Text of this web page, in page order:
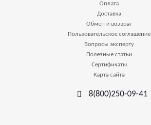
Оплата
Доставка
Обмен и возврат
Пользовательское соглашение
Вопросы эксперту
Полезные статьи
Сертификаты
Карта сайта
8(800)250-09-41